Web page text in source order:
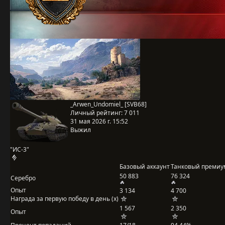
"ИС-3"
_Arwen_Undomiel_ [SVB68]
Личный рейтинг:7 011
31 мая 2026 г. 15:52
Выжил
Базовый аккаунтТанковый
Серебро
50 883
76 324
Опыт
Награда за первую победу в день (x)
3 134 4 700
Опыт 1 567
2 350